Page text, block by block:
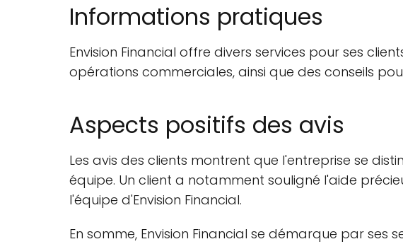
Informations pratiques
Envision Financial offre divers services pour ses
opérations commerciales, ainsi que des conseils
Aspects positifs des avis
Les avis des clients montrent que l'entreprise se
équipe. Un client a notamment souligné l'aide
l'équipe d'Envision Financial.
En somme, Envision Financial se démarque par